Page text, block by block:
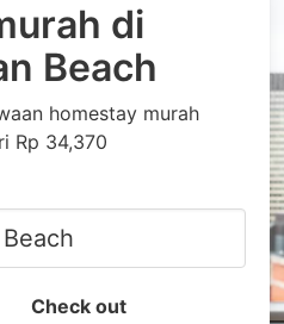
di
Beach
homestay murah
Rp 34,370
Check out